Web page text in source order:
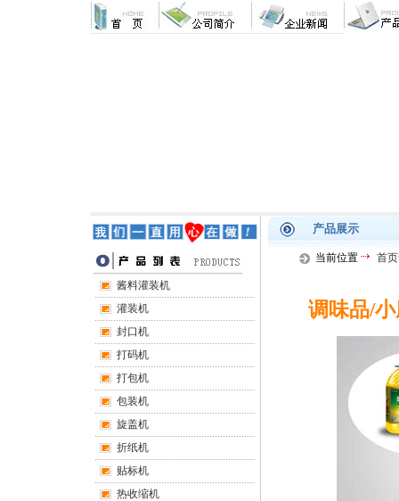
酱料灌装机
灌装机
封口机
打码机
打包机
包装机
旋盖机
折纸机
贴标机
热收缩机
产品展示
当前位置 首页
调味品/